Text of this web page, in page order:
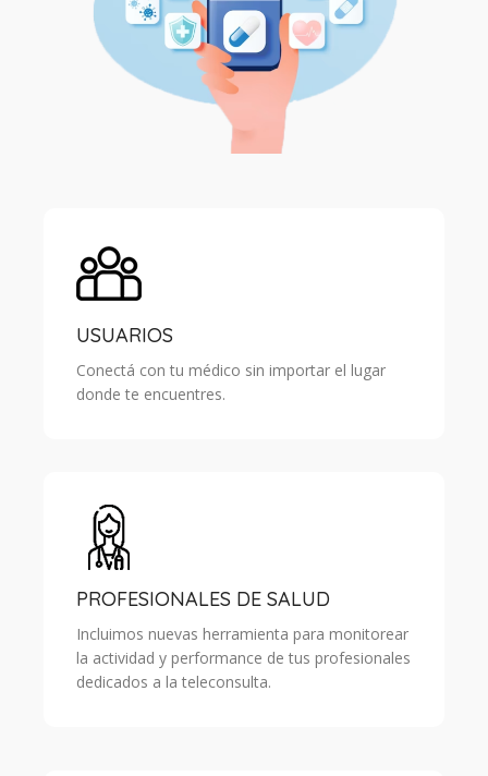
USUARIOS
Conectá con tu médico sin importar el lugar
donde te encuentres.
PROFESIONALES DE SALUD
Incluimos nuevas herramienta para monitorear
la actividad y performance de tus profesionales
dedicados a la teleconsulta.